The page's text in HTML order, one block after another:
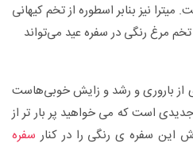
نیز بنابر اسطوره از تخم کیهانی
تخم مرغ رنگی در سفره عید می‌تواند
از باروری و رشد و زایش خوبی‌هاست
است که می خواهید پر بار تر از
این سفره ی رنگی را در کنار سفره